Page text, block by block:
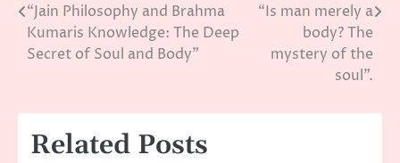
Post
navigation
“Jain Philosophy and Brahma
Kumaris Knowledge: The Deep
Secret of Soul and Body”
“Is man merely a
body? The
mystery of the
soul”.
Related Posts